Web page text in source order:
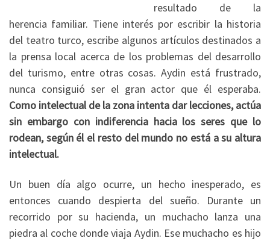
resultado de la
herencia familiar. Tiene interés por escribir la historia
del teatro turco, escribe algunos artículos destinados a
la prensa local acerca de los problemas del desarrollo
del turismo, entre otras cosas. Aydin está frustrado,
nunca consiguió ser el gran actor que él esperaba.
Como intelectual de la zona intenta dar lecciones, actúa
sin embargo con indiferencia hacia los seres que lo
rodean, según él el resto del mundo no está a su altura
intelectual.
Un buen día algo ocurre, un hecho inesperado, es
entonces cuando despierta del sueño. Durante un
recorrido por su hacienda, un muchacho lanza una
piedra al coche donde viaja Aydin. Ese muchacho es hijo